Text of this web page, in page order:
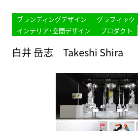
ブランディングデザイン
グラフィック
インテリア・空間デザイン
プロダクト
白井 岳志 Takeshi Shira